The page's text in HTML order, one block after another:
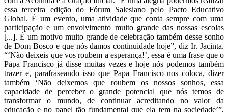
essa terceira edição do Fórum Salesiano pelo Pacto Educativo
Global. É um evento, uma atividade que conta sempre com uma
participação e um envolvimento muito grande das nossas escolas
[...]. É um motivo muito grande de celebração também desse sonho
de Dom Bosco e que nós damos continuidade hoje”, diz Ir. Jacinta.
“‘Não deixeis que vos roubem a esperança!’, essa é uma frase que o
Papa Francisco já disse muitas vezes e hoje nós podemos também
trazer e, parafraseando isso que Papa Francisco nos coloca, dizer
também ‘Não deixemos que roubem os nossos sonhos, essa
capacidade de perceber o grande potencial que nós temos de
transformar o mundo, de continuar acreditando no valor da
educação e no papel tão fundamental que ela tem na sociedade’”,